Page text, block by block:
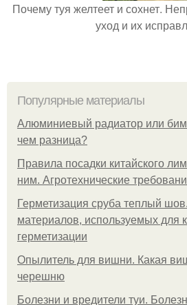
Почему туя желтеет и сохнет.
уход и их
Популярные материалы
Алюминиевый радиатор или
чем разница?
Правила посадки китайского
ним. Агротехнические
Герметизация сруба теплый
материалов, используемых для
герметизации
Опылитель для вишни. Какая
черешню
Болезни и вредители туи.